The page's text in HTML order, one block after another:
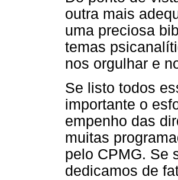
outra mais
uma preciosa
temas
nos orgulhar e
Se listo todos
importante o
empenho das
muitas
pelo CPMG. Se
dedicamos de